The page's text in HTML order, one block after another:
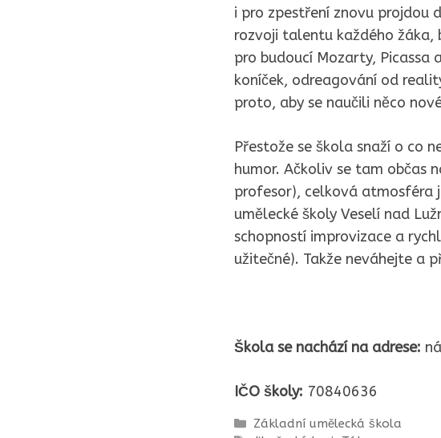
i pro zpestření znovu projdou
rozvoji talentu každého žáka,
pro budoucí Mozarty, Picassa
koníček, odreagování od
proto, aby se naučili něco
Přestože se škola snaží o co
humor. Ačkoliv se tam občas
profesor), celková atmosféra
umělecké školy Veselí nad
schopností improvizace a
užitečné). Takže neváhejte a
Škola se nachází na adrese:
IČO školy: 70840636
Rubriky
Základní umělecká škola